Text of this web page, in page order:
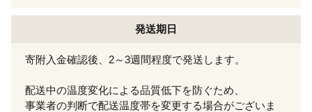
発送期日
寄附入金確認後、2～3週間程度で発送します。
配送中の温度変化による品質低下を防ぐため、
事業者の判断で配送温度帯を変更する場合がございま